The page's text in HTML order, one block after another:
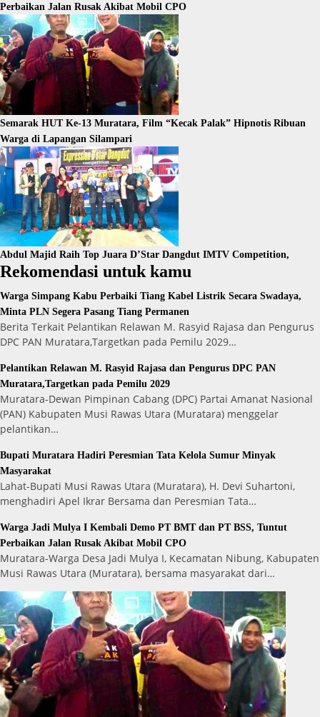
Perbaikan Jalan Rusak Akibat Mobil CPO
Semarak HUT Ke-13 Muratara, Film “Kecak Palak” Hipnotis Ribuan
Warga di Lapangan Silampari
Abdul Majid Raih Top Juara D’Star Dangdut IMTV Competition,
Rekomendasi untuk kamu
Warga Simpang Kabu Perbaiki Tiang Kabel Listrik Secara Swadaya,
Minta PLN Segera Pasang Tiang Permanen
Berita Terkait Pelantikan Relawan M. Rasyid Rajasa dan Pengurus
DPC PAN Muratara,Targetkan pada Pemilu 2029…
Pelantikan Relawan M. Rasyid Rajasa dan Pengurus DPC PAN
Muratara,Targetkan pada Pemilu 2029
Muratara-Dewan Pimpinan Cabang (DPC) Partai Amanat Nasional
(PAN) Kabupaten Musi Rawas Utara (Muratara) menggelar
pelantikan…
Bupati Muratara Hadiri Peresmian Tata Kelola Sumur Minyak
Masyarakat
Lahat-Bupati Musi Rawas Utara (Muratara), H. Devi Suhartoni,
menghadiri Apel Ikrar Bersama dan Peresmian Tata…
Warga Jadi Mulya I Kembali Demo PT BMT dan PT BSS, Tuntut
Perbaikan Jalan Rusak Akibat Mobil CPO
Muratara-Warga Desa Jadi Mulya I, Kecamatan Nibung, Kabupaten
Musi Rawas Utara (Muratara), bersama masyarakat dari…